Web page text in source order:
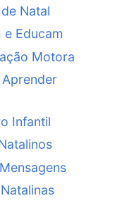
Natal
e Educam
Motora
Infantil